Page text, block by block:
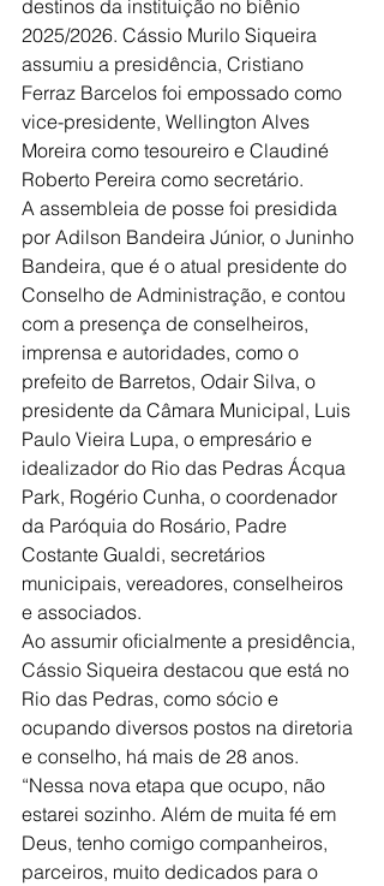
destinos da instituição no biênio
2025/2026. Cássio Murilo Siqueira
assumiu a presidência, Cristiano
Ferraz Barcelos foi empossado como
vice-presidente, Wellington Alves
Moreira como tesoureiro e Claudiné
Roberto Pereira como secretário.
A assembleia de posse foi presidida
por Adilson Bandeira Júnior, o Juninho
Bandeira, que é o atual presidente do
Conselho de Administração, e contou
com a presença de conselheiros,
imprensa e autoridades, como o
prefeito de Barretos, Odair Silva, o
presidente da Câmara Municipal, Luis
Paulo Vieira Lupa, o empresário e
idealizador do Rio das Pedras Ácqua
Park, Rogério Cunha, o coordenador
da Paróquia do Rosário, Padre
Costante Gualdi, secretários
municipais, vereadores, conselheiros
e associados.
Ao assumir oficialmente a presidência,
Cássio Siqueira destacou que está no
Rio das Pedras, como sócio e
ocupando diversos postos na diretoria
e conselho, há mais de 28 anos.
“Nessa nova etapa que ocupo, não
estarei sozinho. Além de muita fé em
Deus, tenho comigo companheiros,
parceiros, muito dedicados para o